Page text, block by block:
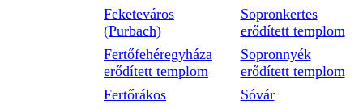
Feketeváros
(Purbach)
Fertőfehéregyháza
erődített templom
Fertőrákos
Sopronkertes
erődített templom
Sopronnyék
erődített templom
Sóvár